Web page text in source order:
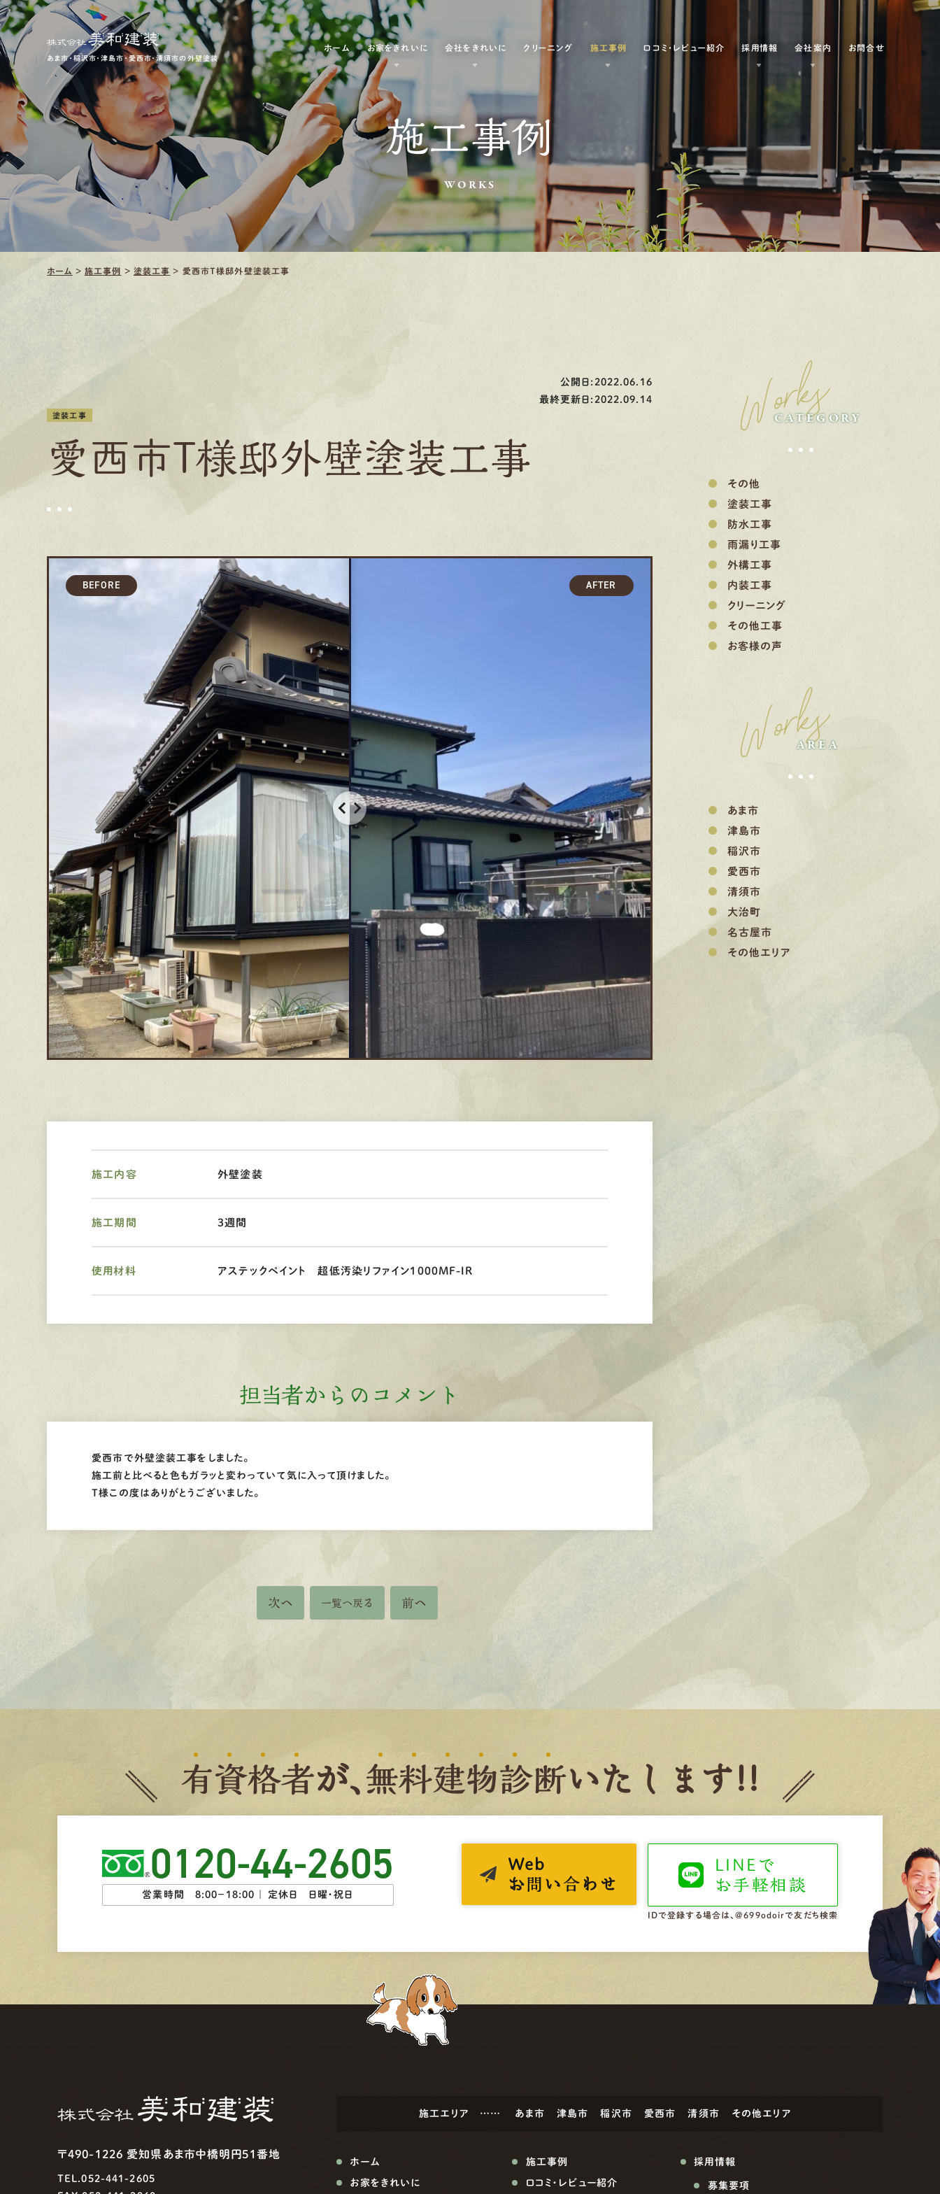
あま市・稲沢市・津島市・愛西市・清須市の外壁塗装
ホーム お家をきれいに 会社をきれいに クリーニング 施工事例 口コミ・レビュー紹介 採用情報 会社案内 お問合せ
施工事例
WORKS
ホーム > 施工事例 > 塗装工事 > 愛西市T様邸外壁塗装工事
公開日:2022.06.16
最終更新日:2022.09.14
塗装工事
愛西市T様邸外壁塗装工事
施工内容 外壁塗装
施工期間 ３週間
使用材料 アステックペイント 超低汚染リファイン1000MF-IR
担当者からのコメント
愛西市で外壁塗装工事をしました。
施工前と比べると色もガラッと変わっていて気に入って頂けました。
T様この度はありがとうございました。
次へ 一覧へ戻る 前へ
Works
CATEGORY
その他
塗装工事
防水工事
雨漏り工事
外構工事
内装工事
クリーニング
その他工事
お客様の声
Works
AREA
あま市
津島市
稲沢市
愛西市
清須市
大治町
名古屋市
その他エリア
有資格者が、 無料建物診断いたします!!
0120-44-2605
営業時間 8:00−18:00 ｜ 定休日 日曜・祝日
Web
お問い合わせ
LINEで
お手軽相談
IDで登録する場合は、@699odoirで友だち検索
〒490-1226 愛知県あま市中橋明円51番地
TEL.052-441-2605
施工エリア …… あま市 津島市 稲沢市 愛西市 清須市 その他エリア
ホーム
お家をきれいに
施工事例
口コミ・レビュー紹介
採用情報
募集要項